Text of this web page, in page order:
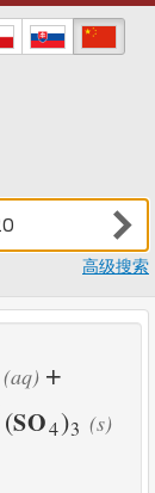
高级搜索
(aq) +
(SO4)3 (s)